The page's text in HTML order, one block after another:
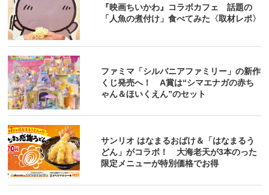
『映画ちいかわ』コラボカフェ 話題の
「人魚の煮付け」食べてみた〈取材レポ〉
ファミマ「シルバニアファミリー」の新作
くじ発売へ！ A賞は“シマエナガの赤ち
ゃん＆ほいくえん”のセット
サンリオ はなまるおばけ＆「はなまるう
どん」がコラボ！ 大海老天が3本のった
限定メニューが特別価格でお得